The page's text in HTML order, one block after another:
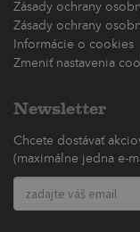
Zásady ochrany
Zásady ochrany
Informácie o cookies
Zmeniť nastavenia
Newsletter
Chcete dostávať
(maximálne jedna e-